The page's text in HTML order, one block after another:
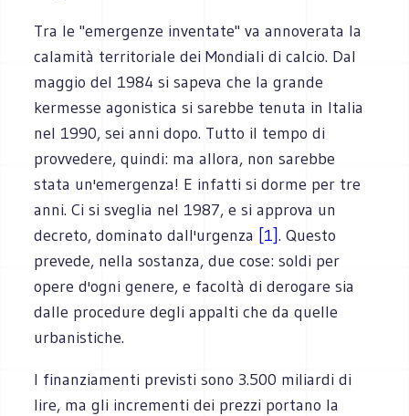
Tra le "emergenze inventate" va annoverata la
calamità territoriale dei Mondiali di calcio. Dal
maggio del 1984 si sapeva che la grande
kermesse agonistica si sarebbe tenuta in Italia
nel 1990, sei anni dopo. Tutto il tempo di
provvedere, quindi: ma allora, non sarebbe
stata un'emergenza! E infatti si dorme per tre
anni. Ci si sveglia nel 1987, e si approva un
decreto, dominato dall'urgenza [1]. Questo
prevede, nella sostanza, due cose: soldi per
opere d'ogni genere, e facoltà di derogare sia
dalle procedure degli appalti che da quelle
urbanisti­che.
I finanziamenti previsti sono 3.500 miliardi di
lire, ma gli incrementi dei prezzi por­tano la